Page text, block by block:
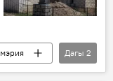
мэрия
Дагы 2